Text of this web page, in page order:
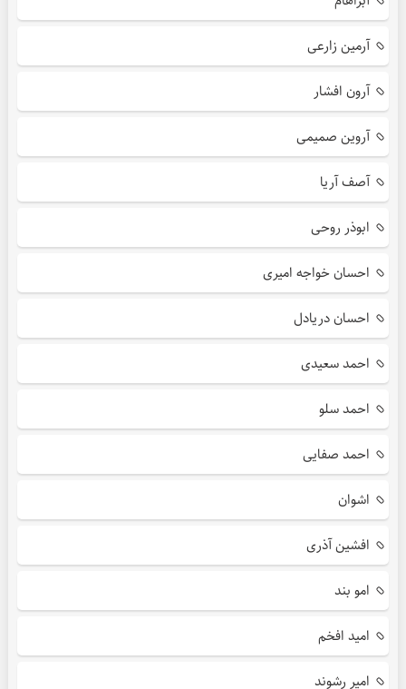
آرمین زارعی
آرون افشار
آروین صمیمی
آصف آریا
ابوذر روحی
احسان خواجه امیری
احسان دریادل
احمد سعیدی
احمد سلو
احمد صفایی
اشوان
افشین آذری
امو بند
امید افخم
امیر رشوند